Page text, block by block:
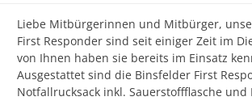
Liebe Mitbürgerinnen und Mitbürger,
First Responder sind seit einiger Zeit im
von Ihnen haben sie bereits im Einsatz
Ausgestattet sind die Binsfelder First
Notfallrucksack inkl. Sauerstoffflasche